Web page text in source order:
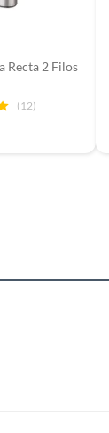
Recta 2 Filos
(12)